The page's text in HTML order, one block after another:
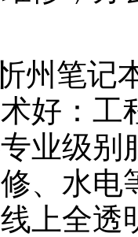
州笔记
好：
业级别
、水电
上全